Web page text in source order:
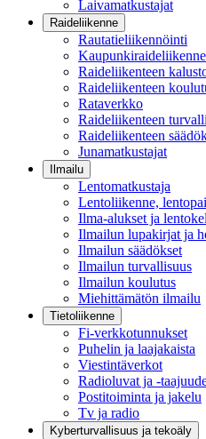
Laivamatkustajat
Raideliikenne
Rautatieliikennöinti
Kaupunkiraideliikenne
Raideliikenteen
Raideliikenteen
Rataverkko
Raideliikenteen
Raideliikenteen
Junamatkustajat
Ilmailu
Lentomatkustaja
Lentoliikenne,
Ilma-alukset ja
Ilmailun lupakirjat ja
Ilmailun säädökset
Ilmailun turvallisuus
Ilmailun koulutus
Miehittämätön ilmailu
Tietoliikenne
Fi-verkkotunnukset
Puhelin ja laajakaista
Viestintäverkot
Radioluvat ja -
Postitoiminta ja jakelu
Tv ja radio
Kyberturvallisuus ja tekoäly